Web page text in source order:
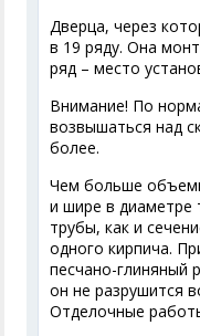
Дверца, через
в 19 ряду. Она
ряд – место
Внимание! По
возвышаться над
более.
Чем больше
и шире в диаметре
трубы, как и
одного кирпича.
песчано-глиняный
он не разрушится
Отделочные